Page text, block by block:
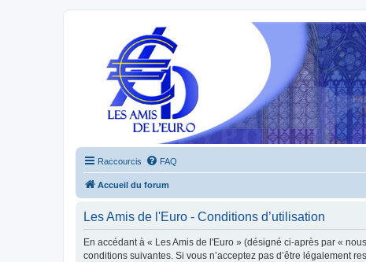
Raccourcis FAQ
Accueil du forum
Les Amis de l'Euro - Conditions d’utilisation
En accédant à « Les Amis de l'Euro » (désigné ci-après par «
conditions suivantes. Si vous n’acceptez pas d’être légalement